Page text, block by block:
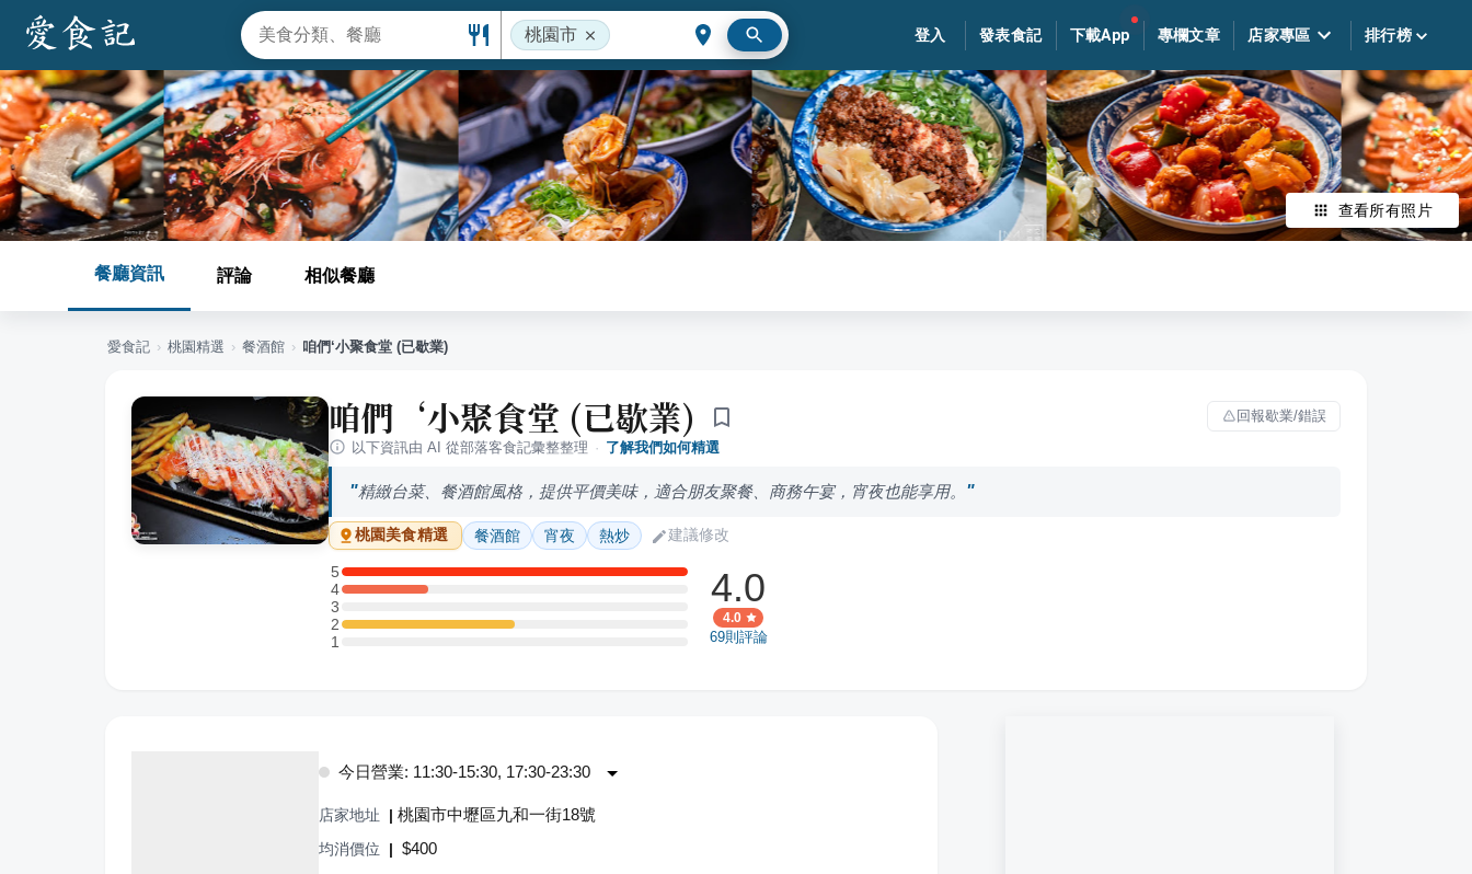
桃園市 登入 發表食記 下載App 專欄文章 店家專區 排行榜
查看所有照片
餐廳資訊 評論 相似餐廳
愛食記 › 桃園精選 › 餐酒館 › 咱們‘小聚食堂 (已歇業)
咱們‘小聚食堂 (已歇業)
回報歇業/錯誤
以下資訊由 AI 從部落客食記彙整整理 · 了解我們如何精選
精緻台菜、餐酒館風格，提供平價美味，適合朋友聚餐、商務午宴，宵夜也能享用。
桃園美食精選 餐酒館 宵夜 熱炒 建議修改
5
5 星：4 則評論
4
4 星：1 則評論
3
3 星：0 則評論
2
2 星：2 則評論
11 星：0 則評論
4.0
4.0
69則評論
今日營業: 11:30-15:30, 17:30-23:30
店家地址 | 桃園市中壢區九和一街18號
均消價位 | $400